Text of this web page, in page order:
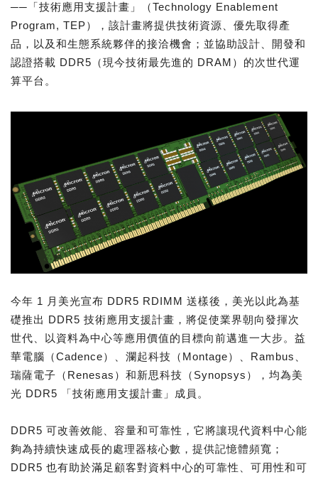
──「技術應用支援計畫」（Technology Enablement
Program, TEP），該計畫將提供技術資源、優先取得產
品，以及和生態系統夥伴的接洽機會；並協助設計、開發和
認證搭載 DDR5（現今技術最先進的 DRAM）的次世代運
算平台。
今年 1 月美光宣布 DDR5 RDIMM 送樣後，美光以此為基
礎推出 DDR5 技術應用支援計畫，將促使業界朝向發揮次
世代、以資料為中心等應用價值的目標向前邁進一大步。益
華電腦（Cadence）、瀾起科技（Montage）、Rambus、
瑞薩電子（Renesas）和新思科技（Synopsys），均為美
光 DDR5 「技術應用支援計畫」成員。
DDR5 可改善效能、容量和可靠性，它將讓現代資料中心能
夠為持續快速成長的處理器核心數，提供記憶體頻寬；
DDR5 也有助於滿足顧客對資料中心的可靠性、可用性和可